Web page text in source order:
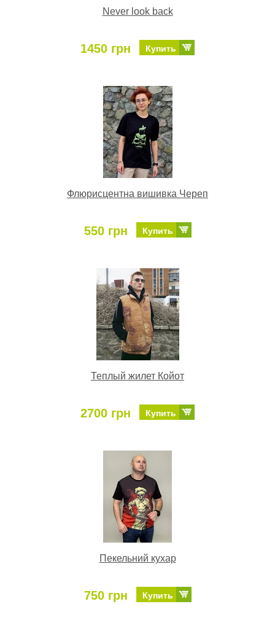
Never look back
1450 грн Купить
Флюрисцентна вишивка Череп
550 грн Купить
Теплый жилет Койот
2700 грн Купить
Пекельний кухар
750 грн Купить